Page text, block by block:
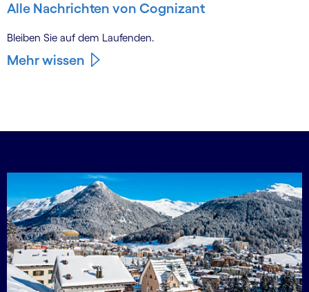
Alle Nachrichten von Cognizant
Bleiben Sie auf dem Laufenden.
Mehr wissen